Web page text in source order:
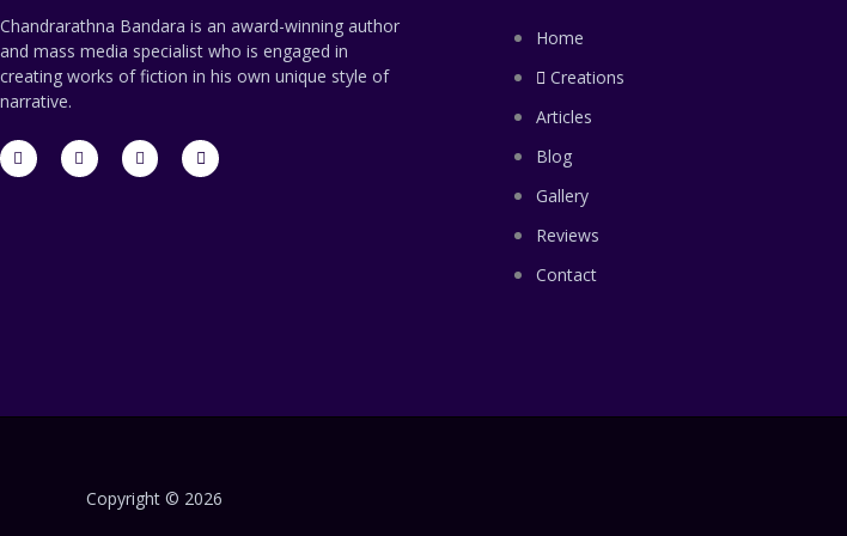
Chandrarathna Bandara is an award-winning author
and mass media specialist who is engaged in
creating works of fiction in his own unique style of
narrative.
F
a
c
T
w
i
L
i
n
E
n
v
Home
Creations
Articles
Blog
Gallery
Reviews
Contact
Copyright © 2026